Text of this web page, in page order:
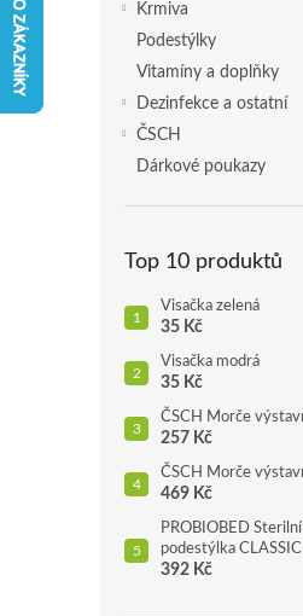
Krmiva
Podestýlky
Vitamíny a doplňky
Dezinfekce a ostatní
ČSCH
Dárkové poukazy
Top 10 produktů
Visačka zelená
35 Kč
Visačka modrá
35 Kč
ČSCH Morče
257 Kč
ČSCH Morče
469 Kč
PROBIOBED
podestýlka
392 Kč